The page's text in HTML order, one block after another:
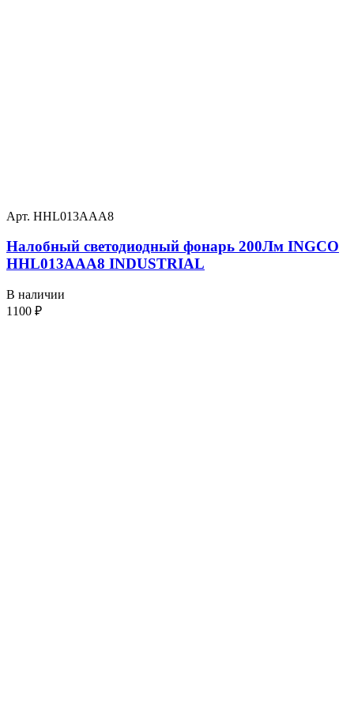
Арт. HHL013AAA8
Налобный светодиодный фонарь 200Лм INGCO
HHL013AAA8 INDUSTRIAL
В наличии
1100 ₽